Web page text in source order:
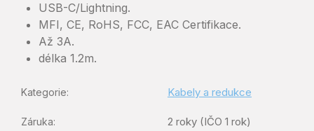
USB-C/Lightning.
MFI, CE, RoHS, FCC, EAC Certifikace.
Až 3A.
délka 1.2m.
Kategorie: Kabely a redukce
Záruka: 2 roky (IČO 1 rok)